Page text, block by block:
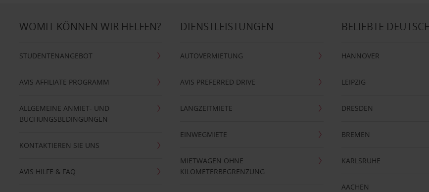
WOMIT KÖNNEN WIR HELFEN?
STUDENTENANGEBOT
AVIS AFFILIATE PROGRAMM
ALLGEMEINE ANMIET- UND
BUCHUNGSBEDINGUNGEN
KONTAKTIEREN SIE UNS
AVIS HILFE & FAQ
DIENSTLEISTUNGEN
AUTOVERMIETUNG
AVIS PREFERRED DRIVE
LANGZEITMIETE
EINWEGMIETE
MIETWAGEN OHNE
KILOMETERBEGRENZUNG
BELIEBTE
HANNOVER
LEIPZIG
DRESDEN
BREMEN
KARLSRUHE
AACHEN